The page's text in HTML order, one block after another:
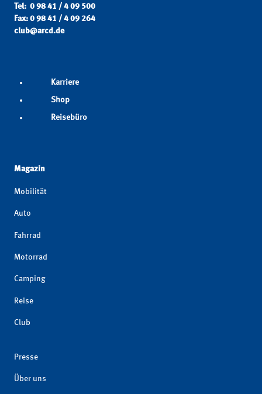
Tel: 0 98 41 / 4 09 500
Fax: 0 98 41 / 4 09 264
club@arcd.de
Karriere
Shop
Reisebüro
Magazin
Mobilität
Auto
Fahrrad
Motorrad
Camping
Reise
Club
Presse
Über uns